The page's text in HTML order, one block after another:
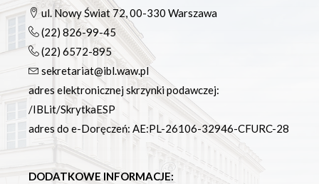
ul. Nowy Świat 72, 00-330 Warszawa
(22) 826-99-45
(22) 6572-895
sekretariat@ibl.waw.pl
adres elektronicznej skrzynki podawczej:
/IBLit/SkrytkaESP
adres do e-Doręczeń: AE:PL-26106-32946-CFURC-28
DODATKOWE INFORMACJE: